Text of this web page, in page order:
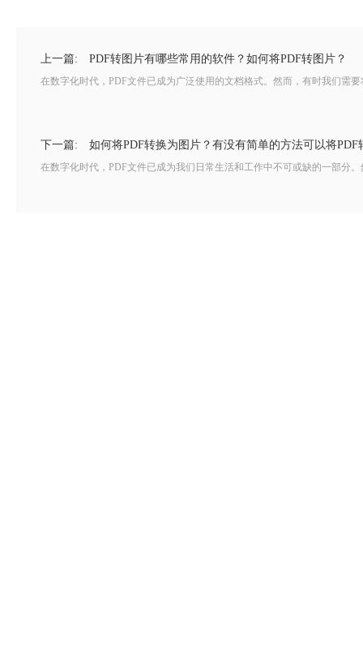
上一篇: PDF转图片有哪些常用的软件？如何将PDF转图片？
在数字化时代，PDF文件已成为广泛使用的文档格式。然而，有时我们需
下一篇: 如何将PDF转换为图片？有没有简单的方法可以将PDF
在数字化时代，PDF文件已成为我们日常生活和工作中不可或缺的一部分